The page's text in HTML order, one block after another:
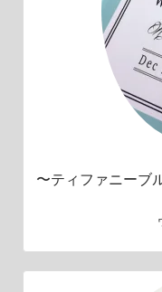
〜ティファニーブ